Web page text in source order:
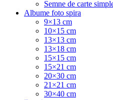
Semne de carte
Albume foto spira
9×13 cm
10×15 cm
13×13 cm
13×18 cm
15×15 cm
15×21 cm
20×30 cm
21×21 cm
30×40 cm